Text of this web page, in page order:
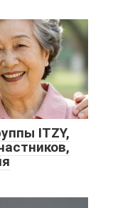
ITZY,